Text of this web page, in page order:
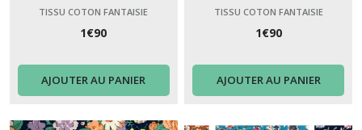
fleurs tons bleu vert et
prune, vendu par 10 cm
TISSU COTON FANTAISIE
1€90
AJOUTER AU PANIER
et noir, vendu par 10 cm
TISSU COTON FANTAISIE
1€90
AJOUTER AU PANIER